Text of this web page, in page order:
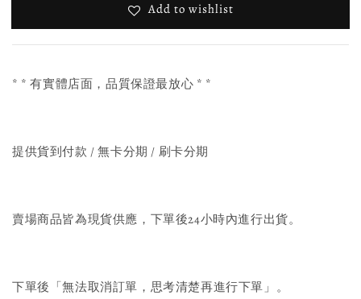
Add to wishlist
* * 有實體店面，品質保證最放心 * *
提供貨到付款 / 無卡分期 / 刷卡分期
賣場商品皆為現貨供應，下單後24小時內進行出貨。
下單後「無法取消訂單，思考清楚再進行下單」。